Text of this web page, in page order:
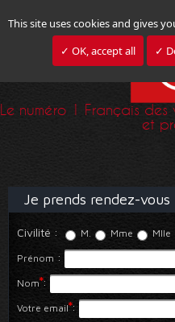
This site uses cookies and gives
✓ OK, accept all
✓
Le numéro 1 Français
et
Je prends rendez-vous
Civilité : M. Mme Mlle
Prénom :
Nom*
:
Votre email*
: